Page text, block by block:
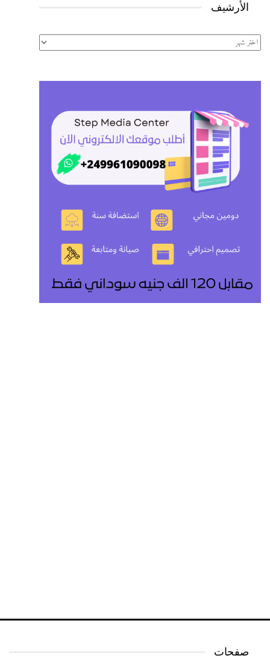
الأرشيف
الأرشيف
صفحات